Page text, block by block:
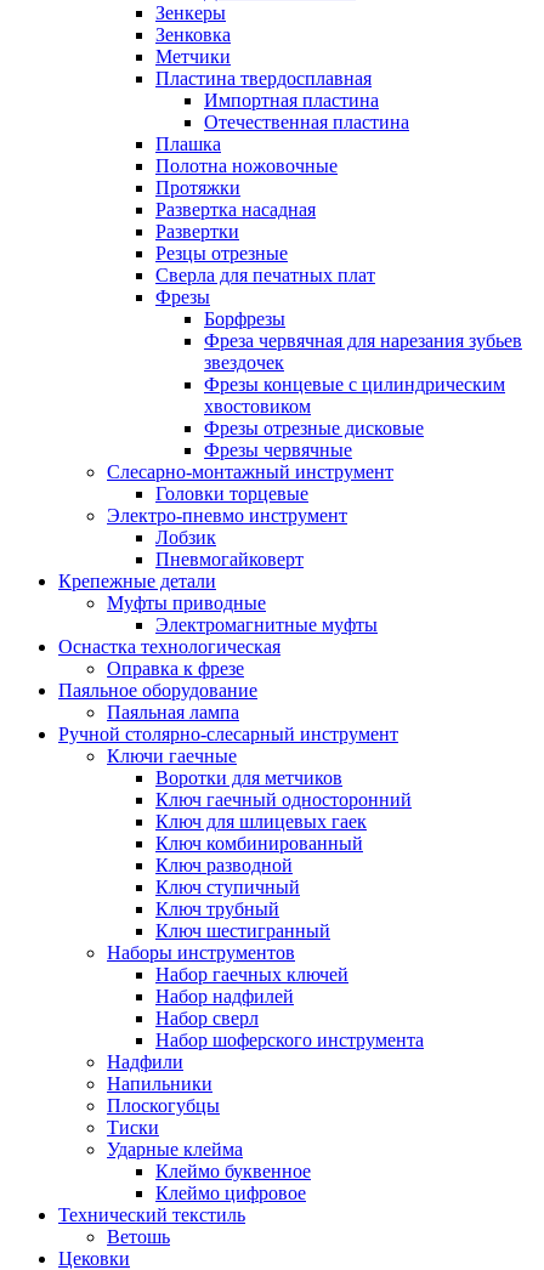
Зенкеры
Зенковка
Метчики
Пластина твердосплавная
Импортная пластина
Отечественная пластина
Плашка
Полотна ножовочные
Протяжки
Развертка насадная
Развертки
Резцы отрезные
Сверла для печатных плат
Фрезы
Борфрезы
Фреза червячная для нарезания зубьев
звездочек
Фрезы концевые с цилиндрическим
хвостовиком
Фрезы отрезные дисковые
Фрезы червячные
Слесарно-монтажный инструмент
Головки торцевые
Электро-пневмо инструмент
Лобзик
Пневмогайковерт
Крепежные детали
Муфты приводные
Электромагнитные муфты
Оснастка технологическая
Оправка к фрезе
Паяльное оборудование
Паяльная лампа
Ручной столярно-слесарный инструмент
Ключи гаечные
Воротки для метчиков
Ключ гаечный односторонний
Ключ для шлицевых гаек
Ключ комбинированный
Ключ разводной
Ключ ступичный
Ключ трубный
Ключ шестигранный
Наборы инструментов
Набор гаечных ключей
Набор надфилей
Набор сверл
Набор шоферского инструмента
Надфили
Напильники
Плоскогубцы
Тиски
Ударные клейма
Клеймо буквенное
Клеймо цифровое
Технический текстиль
Ветошь
Цековки